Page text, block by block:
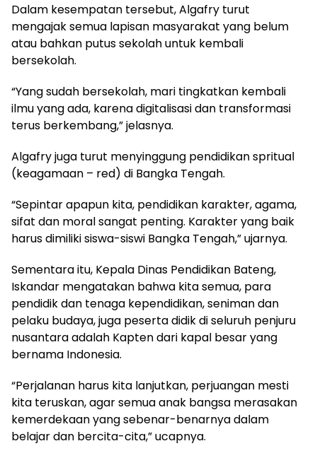
Dalam kesempatan tersebut, Algafry turut
mengajak semua lapisan masyarakat yang belum
atau bahkan putus sekolah untuk kembali
bersekolah.
“Yang sudah bersekolah, mari tingkatkan kembali
ilmu yang ada, karena digitalisasi dan transformasi
terus berkembang,” jelasnya.
Algafry juga turut menyinggung pendidikan spritual
(keagamaan – red) di Bangka Tengah.
“Sepintar apapun kita, pendidikan karakter, agama,
sifat dan moral sangat penting. Karakter yang baik
harus dimiliki siswa-siswi Bangka Tengah,” ujarnya.
Sementara itu, Kepala Dinas Pendidikan Bateng,
Iskandar mengatakan bahwa kita semua, para
pendidik dan tenaga kependidikan, seniman dan
pelaku budaya, juga peserta didik di seluruh penjuru
nusantara adalah Kapten dari kapal besar yang
bernama Indonesia.
“Perjalanan harus kita lanjutkan, perjuangan mesti
kita teruskan, agar semua anak bangsa merasakan
kemerdekaan yang sebenar-benarnya dalam
belajar dan bercita-cita,” ucapnya.